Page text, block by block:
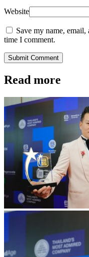
Website
Save my name,
time I comment.
Submit Comment
Read more